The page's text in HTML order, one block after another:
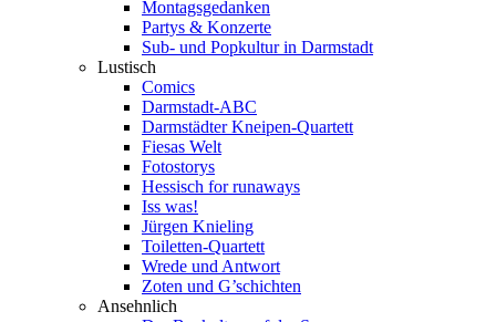
Montagsgedanken
Partys & Konzerte
Sub- und Popkultur in Darmstadt
Lustisch
Comics
Darmstadt-ABC
Darmstädter Kneipen-Quartett
Fiesas Welt
Fotostorys
Hessisch for runaways
Iss was!
Jürgen Knieling
Toiletten-Quartett
Wrede und Antwort
Zoten und G’schichten
Ansehnlich